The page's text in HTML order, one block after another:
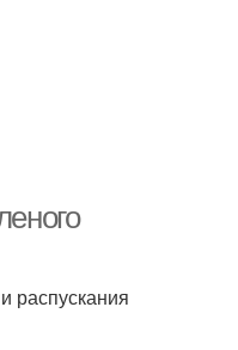
распускания